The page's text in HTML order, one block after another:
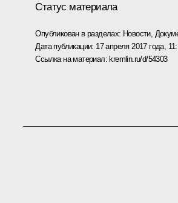
Статус материала
Опубликован в разделах: Новости,
Дата публикации: 17 апреля 2017 года,
Ссылка на материал: kremlin.ru/d/54303